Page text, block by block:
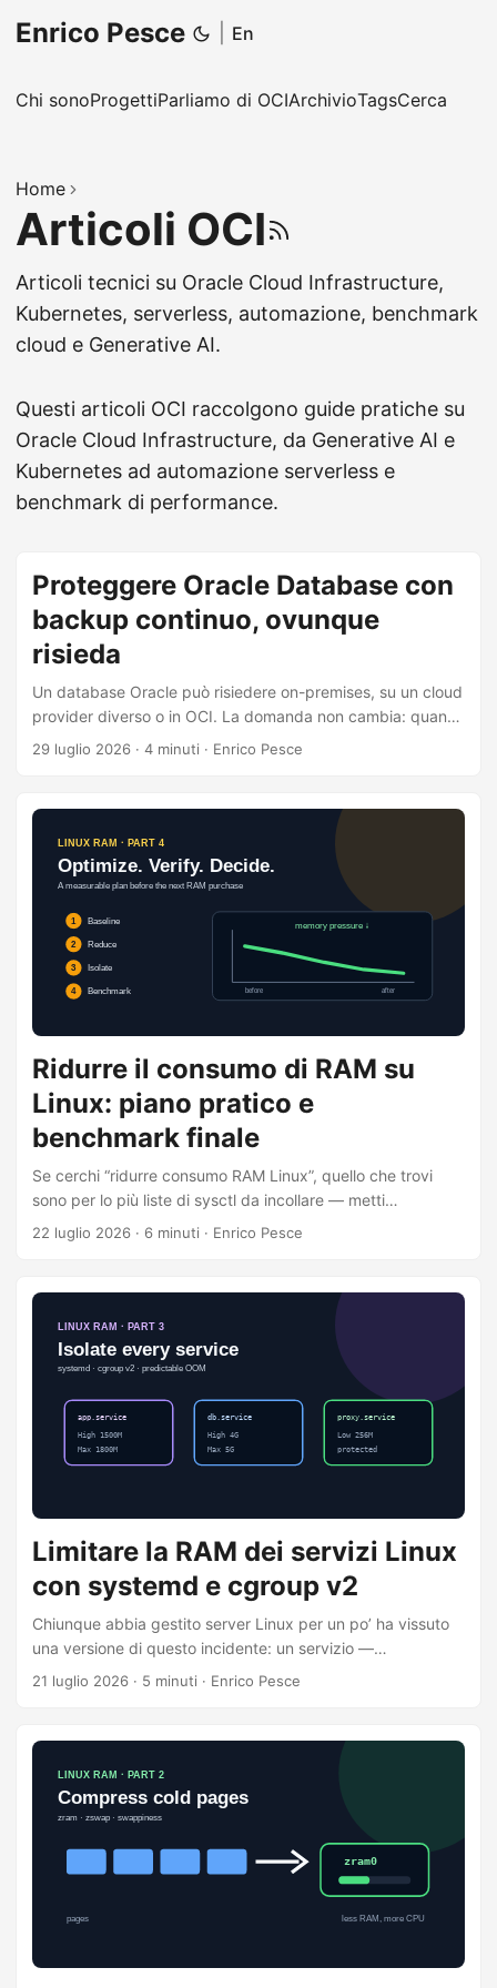
Enrico Pesce En
Chi sonoProgettiParliamo di OCIArchivioTagsCerca
Home
Articoli OCI RSS
Articoli tecnici su Oracle Cloud Infrastructure,
Kubernetes, serverless, automazione, benchmark
cloud e Generative AI.
Questi articoli OCI raccolgono guide pratiche su
Oracle Cloud Infrastructure, da Generative AI e
Kubernetes ad automazione serverless e
benchmark di performance.
Proteggere Oracle Database con
backup continuo, ovunque
risieda
Un database Oracle può risiedere on-premises, su un cloud
provider diverso o in OCI. La domanda non cambia: quanto
dato possiamo permetterci di perdere in caso di
Recovery Service e Cloud Protect è possibile centralizzare
la protezione del database in Oracle Cloud Infrastructure,
lasciando applicazioni e dati operativi nella loro location
attuale. Il database continua a funzionare dove si trova;
backup RMAN, archivelog e redo vengono trasferiti in
modo sicuro verso il servizio di recovery. ...
29 luglio 2026 · 4 minuti · Enrico Pesce
Ridurre il consumo di RAM su
Linux: piano pratico e
benchmark finale
Se cerchi “ridurre consumo RAM Linux”, quello che trovi
sono per lo più liste di sysctl da incollare — metti
swappiness a questo valore, svuota le cache, disabilita
funziona è molto meno glamour: un ciclo misura-modifica-
verifica, applicato nell’ordine giusto — prima ridurre il
working set applicativo, poi isolare i servizi, poi
comprimere, e comprare RAM solo quando i numeri
dimostrano che non c’è altra strada. ...
22 luglio 2026 · 6 minuti · Enrico Pesce
Limitare la RAM dei servizi Linux
con systemd e cgroup v2
Chiunque abbia gestito server Linux per un po’ ha vissuto
una versione di questo incidente: un servizio —
un’applicazione con un leak, un job batch, una query
ammazza qualcosa che ti interessava più del vero
colpevole. Il lavoro su zram e zswap della parte 2 ti
protegge dai picchi, ma contro questo non fa nulla. La
compressione compra margine; non assegna
responsabilità. ...
21 luglio 2026 · 5 minuti · Enrico Pesce